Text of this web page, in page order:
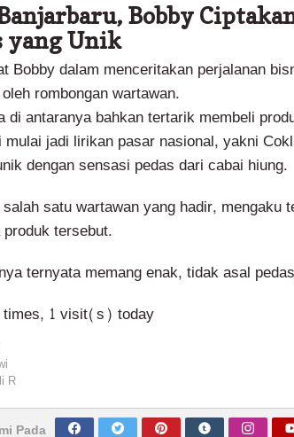
Bobby
yang Unik
Bobby dalam menceritakan perjalanan
rombongan wartawan.
di antaranya bahkan tertarik membeli
mulai jadi lirikan pasar nasional, yakni
dengan sensasi pedas dari cabai hiung.
satu wartawan yang hadir, mengaku
tersebut.
ternyata memang enak, tidak asal
times, 1 visit(s) today
R
Pada